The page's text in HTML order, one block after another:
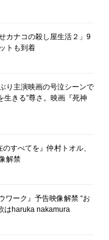
カナコの殺し屋生活２」9
トも到着
り主演映画の号泣シーンで
生きる”尊さ。映画『死神
すべてを』仲村トオル、
解禁
ワーク』予告映像解禁 “お
はharuka nakamura